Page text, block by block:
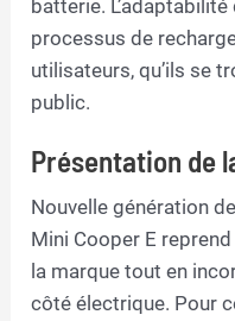
batterie.
processus de
utilisateurs, qu’ils se
public.
Présentation de
Nouvelle génération
Mini Cooper E
la marque tout en
côté électrique. Pour